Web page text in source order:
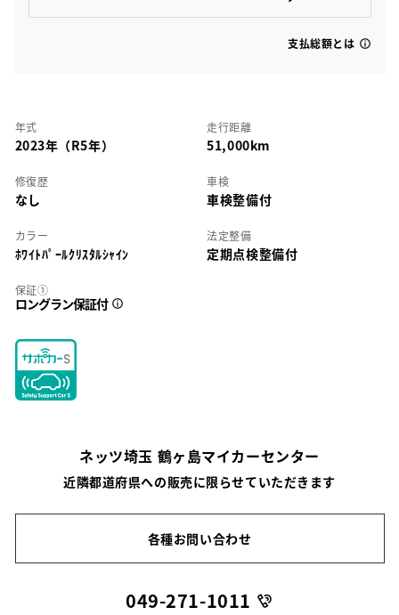
支払総額とは
年式
2023年（R5年）
走行距離
51,000km
修復歴
なし
車検
車検整備付
カラー
ﾎﾜｲﾄﾊﾟｰﾙｸﾘｽﾀﾙｼｬｲﾝ
法定整備
定期点検整備付
保証①
ロングラン保証付
ネッツ埼玉 鶴ヶ島マイカーセンター
近隣都道府県への販売に限らせていただきます
各種お問い合わせ
049-271-1011